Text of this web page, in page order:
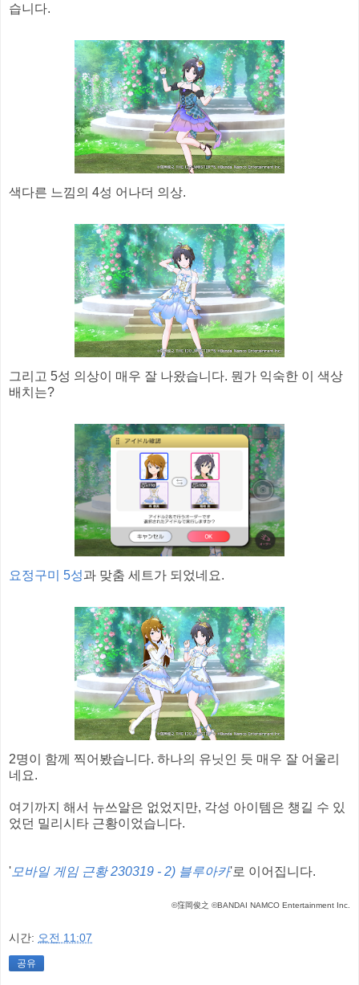
습니다.
색다른 느낌의 4성 어나더 의상.
그리고 5성 의상이 매우 잘 나왔습니다. 뭔가 익숙한 이 색상
배치는?
요정구미 5성과 맞춤 세트가 되었네요.
2명이 함께 찍어봤습니다. 하나의 유닛인 듯 매우 잘 어울리
네요.
여기까지 해서 뉴쓰알은 없었지만, 각성 아이템은 챙길 수 있
었던 밀리시타 근황이었습니다.
' 모바일 게임 근황 230319 - 2) 블루아카'로 이어집니다.
©窪岡俊之 ©BANDAI NAMCO Entertainment Inc.
시간: 오전 11:07
공유